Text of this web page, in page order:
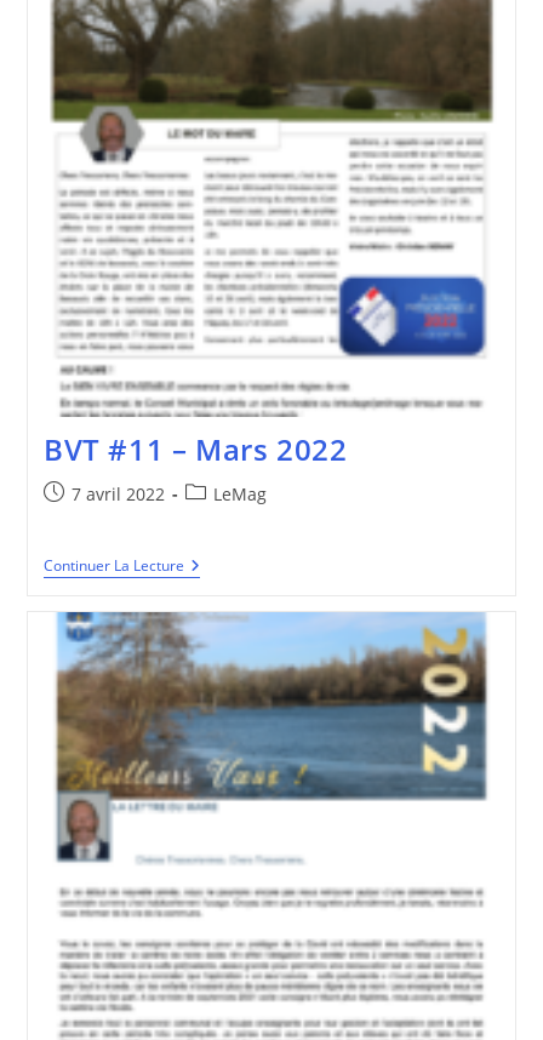
BVT #11 – Mars 2022
Publication
7 avril 2022
PostLeMag
Continuer La LectureBVT
#11
Mars
2022